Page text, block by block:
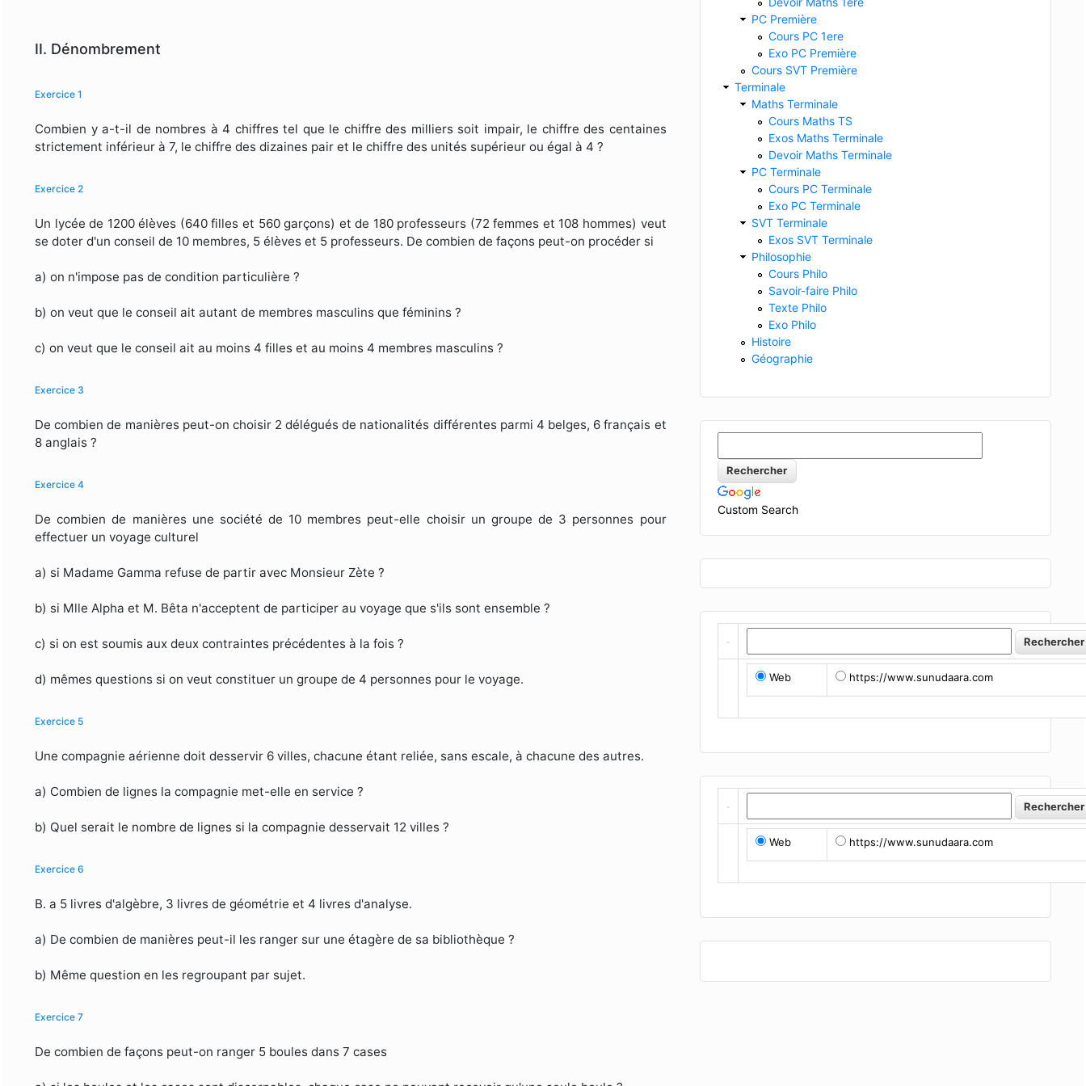
II. Dénombrement
Exercice 1
Combien y a-t-il de nombres à 4 chiffres tel que le chiffre des milliers soit impair, le chiffre des centaines
strictement inférieur à 7, le chiffre des dizaines pair et le chiffre des unités supérieur ou égal à 4 ?
Exercice 2
Un lycée de 1200 élèves (640 filles et 560 garçons) et de 180 professeurs (72 femmes et 108 hommes) veut
se doter d'un conseil de 10 membres, 5 élèves et 5 professeurs. De combien de façons peut-on procéder si
a) on n'impose pas de condition particulière ?
b) on veut que le conseil ait autant de membres masculins que féminins ?
c) on veut que le conseil ait au moins 4 filles et au moins 4 membres masculins ?
Exercice 3
De combien de manières peut-on choisir 2 délégués de nationalités différentes parmi 4 belges, 6 français et
8 anglais ?
Exercice 4
De combien de manières une société de 10 membres peut-elle choisir un groupe de 3 personnes pour
effectuer un voyage culturel
a) si Madame Gamma refuse de partir avec Monsieur Zète ?
b) si Mlle Alpha et M. Bêta n'acceptent de participer au voyage que s'ils sont ensemble ?
c) si on est soumis aux deux contraintes précédentes à la fois ?
d) mêmes questions si on veut constituer un groupe de 4 personnes pour le voyage.
Exercice 5
Une compagnie aérienne doit desservir 6 villes, chacune étant reliée, sans escale, à chacune des autres.
a) Combien de lignes la compagnie met-elle en service ?
b) Quel serait le nombre de lignes si la compagnie desservait 12 villes ?
Exercice 6
B. a 5 livres d'algèbre, 3 livres de géométrie et 4 livres d'analyse.
a) De combien de manières peut-il les ranger sur une étagère de sa bibliothèque ?
b) Même question en les regroupant par sujet.
Exercice 7
De combien de façons peut-on ranger 5 boules dans 7 cases
PC Première
Cours PC 1ere
Exo PC Première
Cours SVT Première
Terminale
Maths Terminale
Cours Maths TS
Exos Maths Terminale
Devoir Maths Terminale
PC Terminale
Cours PC Terminale
Exo PC Terminale
SVT Terminale
Exos SVT Terminale
Philosophie
Cours Philo
Savoir-faire Philo
Texte Philo
Exo Philo
Histoire
Géographie
Custom Search
Web https://www.sunudaara.com
Web https://www.sunudaara.com